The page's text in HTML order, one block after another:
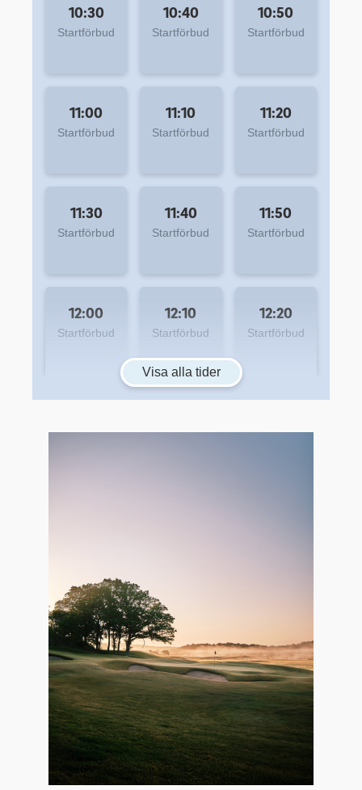
10:30
Startförbud
10:40
Startförbud
10:50
Startförbud
11:00
Startförbud
11:10
Startförbud
11:20
Startförbud
11:30
Startförbud
11:40
Startförbud
11:50
Startförbud
12:00
Startförbud
12:10
Startförbud
12:20
Startförbud
Visa alla tider